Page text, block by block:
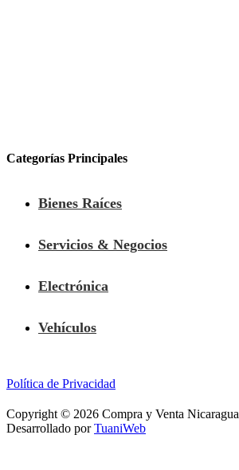
Categorías Principales
Bienes Raíces
Servicios & Negocios
Electrónica
Vehículos
Política de Privacidad
Copyright © 2026 Compra y Venta Nicaragua
Desarrollado porTuaniWeb